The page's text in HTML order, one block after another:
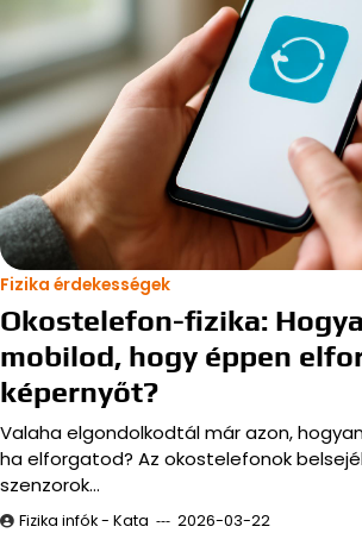
Fizika érdekességek
Okostelefon-fizika:
mobilod, hogy éppen
képernyőt?
Valaha elgondolkodtál már azon,
ha elforgatod? Az okostelefonok
szenzorok…
Fizika infók - Kata 2026-03-22